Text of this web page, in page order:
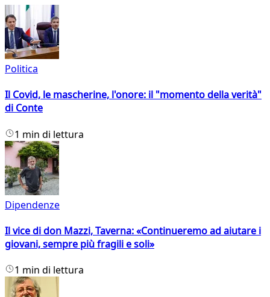
Politica
Il Covid, le mascherine, l'onore: il "momento della verità"
di Conte
1 min di lettura
Dipendenze
Il vice di don Mazzi, Taverna: «Continueremo ad aiutare i
giovani, sempre più fragili e soli»
1 min di lettura